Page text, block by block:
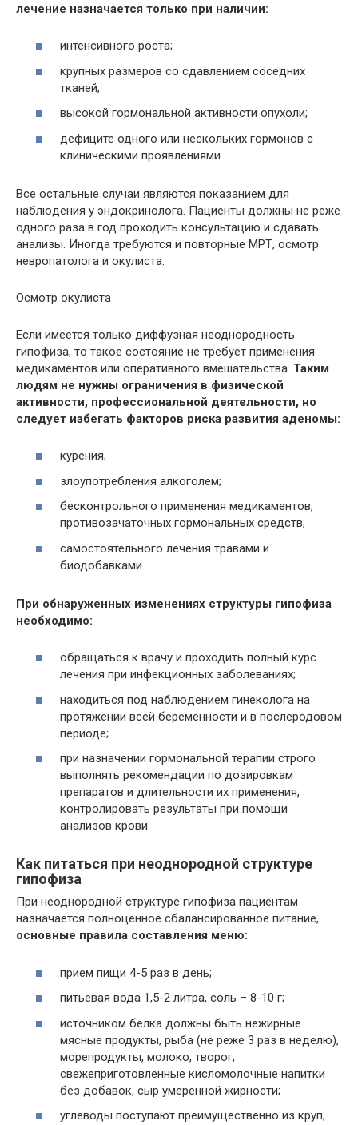
лечение назначается только при наличии:
интенсивного роста;
крупных размеров со сдавлением соседних
тканей;
высокой гормональной активности опухоли;
дефиците одного или нескольких гормонов с
клиническими проявлениями.
Все остальные случаи являются показанием для
наблюдения у эндокринолога. Пациенты должны не реже
одного раза в год проходить консультацию и сдавать
анализы. Иногда требуются и повторные МРТ, осмотр
невропатолога и окулиста.
Осмотр окулиста
Если имеется только диффузная неоднородность
гипофиза, то такое состояние не требует применения
медикаментов или оперативного вмешательства. Таким
людям не нужны ограничения в физической
активности, профессиональной деятельности, но
следует избегать факторов риска развития аденомы:
курения;
злоупотребления алкоголем;
бесконтрольного применения медикаментов,
противозачаточных гормональных средств;
самостоятельного лечения травами и
биодобавками.
При обнаруженных изменениях структуры гипофиза
необходимо:
обращаться к врачу и проходить полный курс
лечения при инфекционных заболеваниях;
находиться под наблюдением гинеколога на
протяжении всей беременности и в послеродовом
периоде;
при назначении гормональной терапии строго
выполнять рекомендации по дозировкам
препаратов и длительности их применения,
контролировать результаты при помощи
анализов крови.
Как питаться при неоднородной структуре
гипофиза
При неоднородной структуре гипофиза пациентам
назначается полноценное сбалансированное питание,
основные правила составления меню:
прием пищи 4-5 раз в день;
питьевая вода 1,5-2 литра, соль – 8-10 г;
источником белка должны быть нежирные
мясные продукты, рыба (не реже 3 раз в неделю),
морепродукты, молоко, творог,
свежеприготовленные кисломолочные напитки
без добавок, сыр умеренной жирности;
углеводы поступают преимущественно из круп,